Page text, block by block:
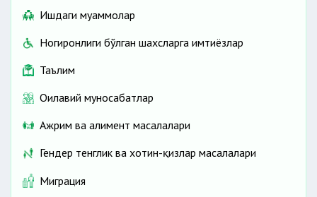
Ишдаги муаммолар
Ногиронлиги бўлган шахсларга имтиёзлар
Таълим
Оилавий муносабатлар
Ажрим ва алимент масалалари
Гендер тенглик ва хотин-қизлар масалалари
Миграция